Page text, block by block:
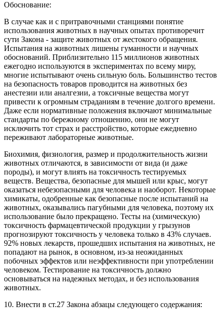
Обоснование:
В случае как и с притравочными станциями понятие
использования животных в научных опытах противоречит
сути Закона - защите животных от жестокого обращения.
Испытания на животных лишены гуманности и научных
обоснований. Приблизительно 115 миллионов животных
ежегодно используются в экспериментах по всему миру,
многие испытывают очень сильную боль. Большинство тестов
на безопасность товаров проводится на животных без
анестезии или аналгезии, а токсичные вещества могут
привести к огромным страданиям в течение долгого времени.
Даже если нормативные положения включают минимальные
стандарты по бережному отношению, они не могут
исключить тот страх и расстройство, которые ежедневно
переживают лабораторные животные.
Биохимия, физиология, размер и продолжительность жизни
животных отличаются, в зависимости от вида (и даже
породы), и могут влиять на токсичность тестируемых
веществ. Вещества, безопасные для мышей или крыс, могут
оказаться небезопасными для человека и наоборот. Некоторые
химикаты, одобренные как безопасные после испытаний на
животных, оказывались пагубными для человека, поэтому их
использование было прекращено. Тесты на (химическую)
токсичность фармацевтической продукции у грызунов
прогнозируют токсичность у человека только в 43% случаев.
92% новых лекарств, прошедших испытания на животных, не
попадают на рынок, в основном, из-за неожиданных
побочных эффектов или неэффективности при употреблении
человеком. Тестирование на токсичность должно
основываться на надежных методах, и без использования
животных.
10. Внести в ст.27 Закона абзацы следующего содержания: